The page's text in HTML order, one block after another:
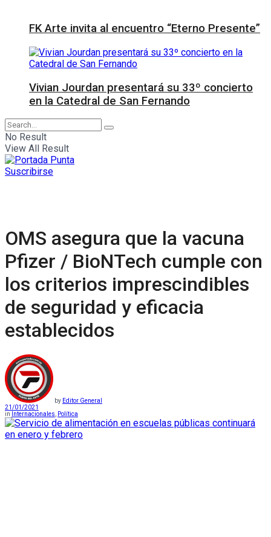
FK Arte invita al encuentro “Eterno Presente”
Vivian Jourdan presentará su 33º concierto
en la Catedral de San Fernando
No Result
View All Result
Suscribirse
OMS asegura que la vacuna
Pfizer / BioNTech cumple con
los criterios imprescindibles
de seguridad y eficacia
establecidos
by Editor General
21/01/2021
in
Internacionales, Política